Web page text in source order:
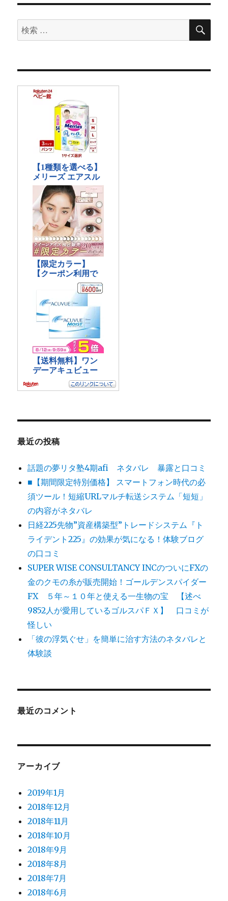
検
索
象:
検
最近の投稿
話題の夢リタ塾4期afi ネタバレ 暴露と口コミ
■【期間限定特別価格】 スマートフォン時代の必
須ツール！短縮URLマルチ転送システム「短短」
の内容がネタバレ
日経225先物”資産構築型”トレードシステム『ト
ライデント225』の効果が気になる！体験ブログ
の口コミ
SUPER WISE CONSULTANCY INCのついにFXの
金のクモの糸が販売開始！ゴールデンスパイダー
FX ５年～１０年と使える一生物の宝 【述べ
9852人が愛用しているゴルスパＦＸ】 口コミが
怪しい
「彼の浮気ぐせ」を簡単に治す方法のネタバレと
体験談
最近のコメント
アーカイブ
2019年1月
2018年12月
2018年11月
2018年10月
2018年9月
2018年8月
2018年7月
2018年6月